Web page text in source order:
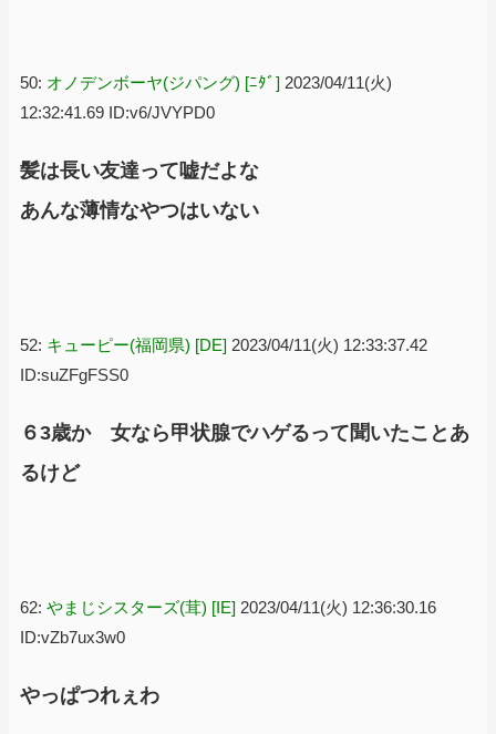
50: オノデンボーヤ(ジパング) [ﾆﾀﾞ] 2023/04/11(火)
12:32:41.69 ID:v6/JVYPD0
髪は長い友達って嘘だよな
あんな薄情なやつはいない
52: キューピー(福岡県) [DE] 2023/04/11(火) 12:33:37.42
ID:suZFgFSS0
６3歳か 女なら甲状腺でハゲるって聞いたことあ
るけど
62: やまじシスターズ(茸) [IE] 2023/04/11(火) 12:36:30.16
ID:vZb7ux3w0
やっぱつれぇわ